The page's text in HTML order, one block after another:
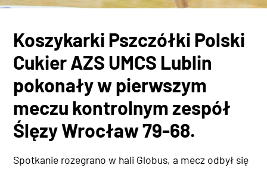
Koszykarki Pszczółki Polski
Cukier AZS UMCS Lublin
pokonały w pierwszym
meczu kontrolnym zespół
Ślęzy Wrocław 79-68.
Spotkanie rozegrano w hali Globus, a mecz odbył się